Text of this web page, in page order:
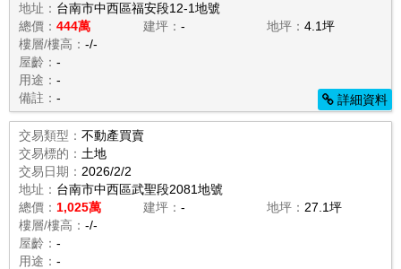
地址： 台南市中西區福安段12-1地號
總價： 444萬 建坪： - 地坪：4.1坪
樓層/樓高： -/-
屋齡： -
用途： -
備註： - 詳細資料
交易類型： 不動產買賣
交易標的： 土地
交易日期： 2026/2/2
地址： 台南市中西區武聖段2081地號
總價： 1,025萬 建坪： - 地坪： 27.1坪
樓層/樓高： -/-
屋齡： -
用途： -